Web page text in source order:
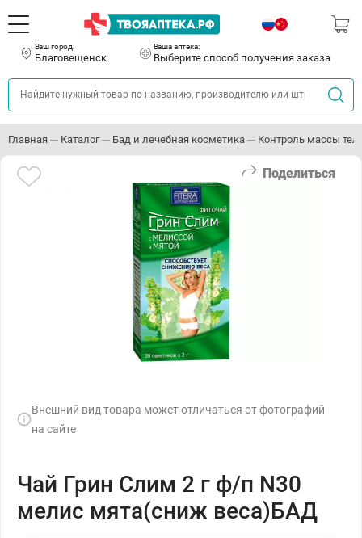
Ваш город:
Благовещенск
Ваша аптека:
Выберите способ получения заказа
Главная Каталог Бад и лечебная косметика Контроль массы
Поделиться
Внешний вид товара может отличаться от фотографий
на сайте
Чай Грин Слим 2 г ф/п N30
мелис мята(сниж веса)БАД